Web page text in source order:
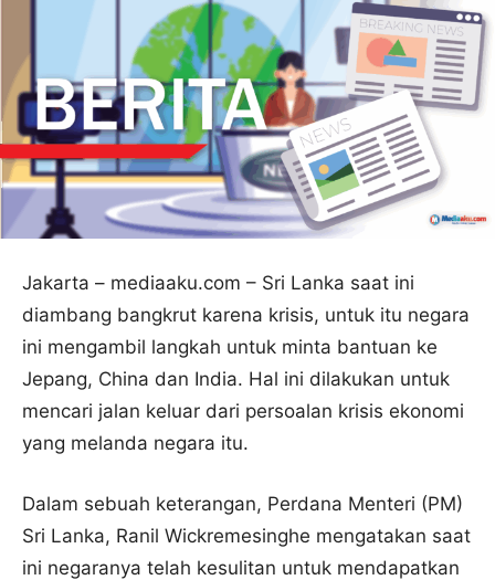
Jakarta – mediaaku.com – Sri Lanka saat ini
diambang bangkrut karena krisis, untuk itu negara
ini mengambil langkah untuk minta bantuan ke
Jepang, China dan India. Hal ini dilakukan untuk
mencari jalan keluar dari persoalan krisis ekonomi
yang melanda negara itu.
Dalam sebuah keterangan, Perdana Menteri (PM)
Sri Lanka, Ranil Wickremesinghe mengatakan saat
ini negaranya telah kesulitan untuk mendapatkan